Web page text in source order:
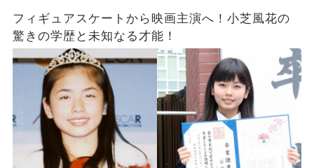
フィギュアスケートから映画主演へ！小芝風花の
驚きの学歴と未知なる才能！